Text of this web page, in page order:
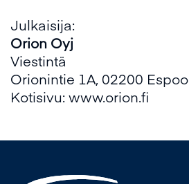
Julkaisija:
Orion Oyj
Viestintä
Orionintie 1A, 02200 Espoo
Kotisivu: www.orion.fi